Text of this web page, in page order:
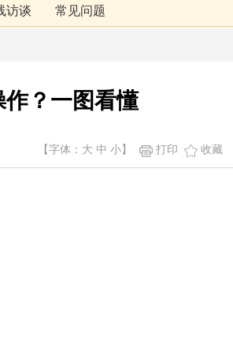
访谈 常见问题
？一图看懂
【字体： 大 中 小 】 打印 收藏